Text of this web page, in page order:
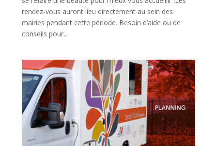
rendez-vous auront lieu directement au sein des
mairies pendant cette période. Besoin d’aide ou de
conseils pour...